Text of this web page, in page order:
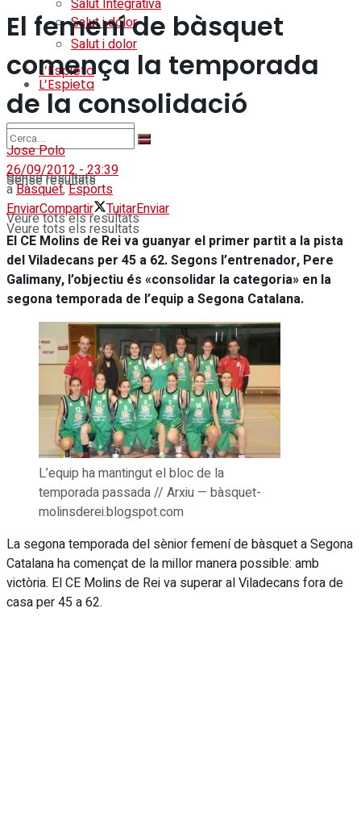
Salut i dolor
L’Espieta
Sense resultats
Veure tots els resultats
Salut Integrativa
Salut i dolor
L’Espieta
Sense resultats
Veure tots els resultats
El femení de bàsquet
comença la temporada
de la consolidació
Jose Polo
26/09/2012 - 23:39
aBàsquet,Esports
EnviarCompartir TuitarEnviar
El CE Molins de Rei va guanyar el primer partit a la pista
del Viladecans per 45 a 62. Segons l’entrenador, Pere
Galimany, l’objectiu és «consolidar la categoria» en la
segona temporada de l’equip a Segona Catalana.
L’equip ha mantingut el bloc de la
temporada passada // Arxiu — bàsquet-
molinsderei.blogspot.com
La segona temporada del sènior femení de bàsquet a Segona
Catalana ha començat de la millor manera possible: amb
victòria. El CE Molins de Rei va superar al Viladecans fora de
casa per 45 a 62.